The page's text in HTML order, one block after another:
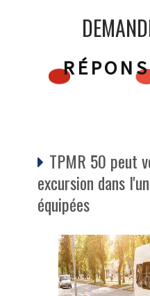
TPMR 50 peut
excursion dans
équipées